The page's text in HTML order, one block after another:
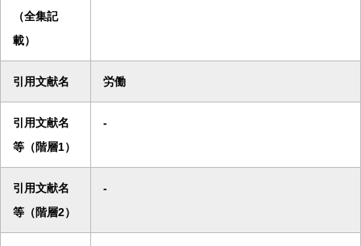
（全集記
載）
引用文献名 労働
引用文献名
等（階層1）
-
引用文献名
等（階層2）
-